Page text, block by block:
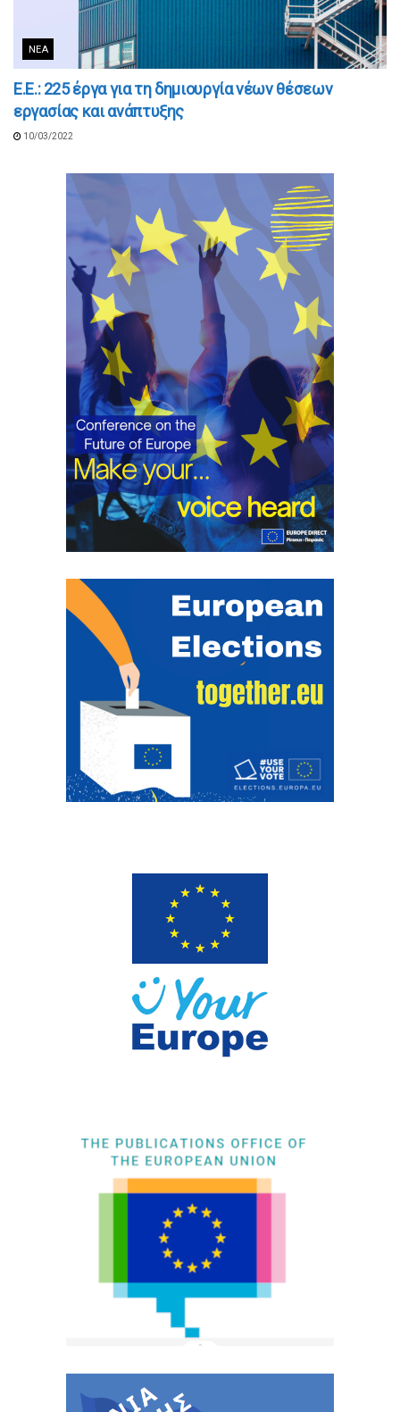
ΝΈΑ
Ε.Ε.: 225 έργα για τη δημιουργία νέων θέσεων
εργασίας και ανάπτυξης
10/03/2022